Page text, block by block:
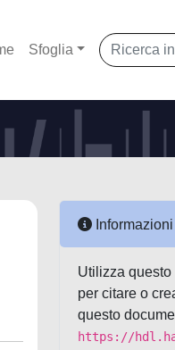
Sfoglia
Informazioni
Utilizza
per citare o
questo
https://